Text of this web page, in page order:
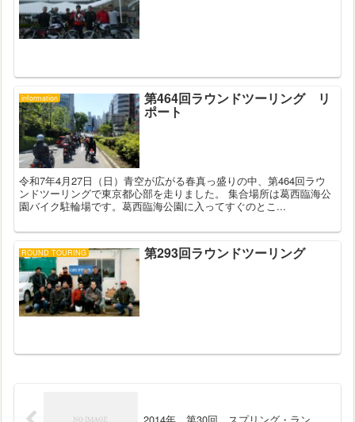
information 第464回ラウンドツーリング リ
ポート
令和7年4月27日（日）青空が広がる春真っ盛りの中、第464回ラウ
ンドツーリングで東京都心部を走りました。 集合場所は葛西臨海公
園バイク駐輪場です。葛西臨海公園に入ってすぐのとこ...
ROUND TOURING 第293回ラウンドツーリング